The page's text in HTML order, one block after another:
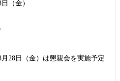
（金）
28日（金）は懇親会を実施予定